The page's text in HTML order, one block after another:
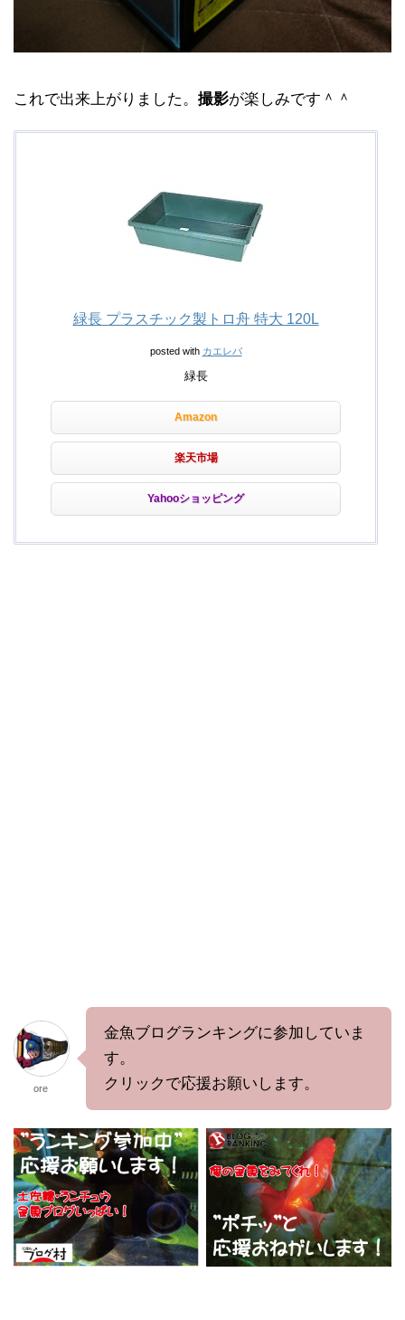
これで出来上がりました。 撮影が楽しみです＾＾
緑長 プラスチック製トロ舟 特大 120L
posted with カエレバ
緑長
Amazon
楽天市場
Yahooショッピング
ore
金魚ブログランキングに参加していま
す。
クリックで応援お願いします。